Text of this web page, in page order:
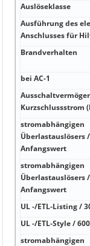
Auslöseklasse
Ausführung des
Anschlusses für
Brandverhalten
bei AC-1
Kurzschlussstrom
stromabhängigen
Überlastauslösers /
Anfangswert
stromabhängigen
Überlastauslösers /
Anfangswert
UL -/ETL-Listing /
UL -/ETL-Style /
stromabhängigen